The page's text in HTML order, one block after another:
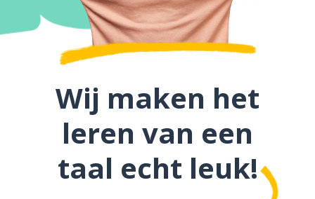
Wij maken het
leren van een
taal echt leuk!